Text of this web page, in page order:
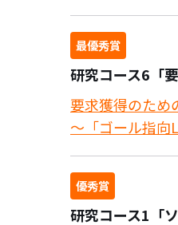
最優秀賞
研究コース6「
要求獲得のため
～「ゴール指向
優秀賞
研究コース1「